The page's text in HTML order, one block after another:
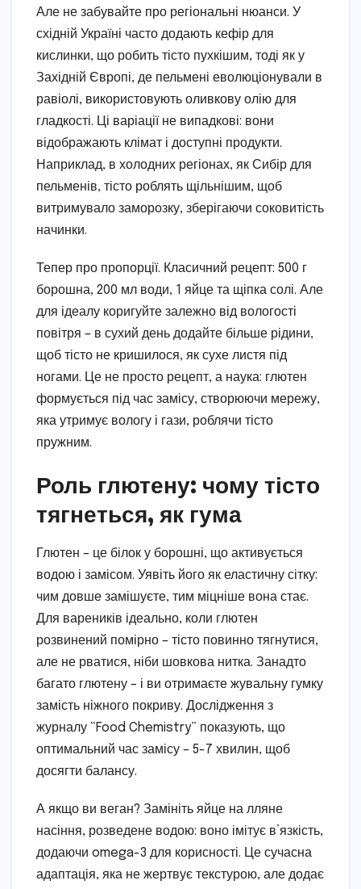
Але не забувайте про регіональні нюанси. У
східній Україні часто додають кефір для
кислинки, що робить тісто пухкішим, тоді як у
Західній Європі, де пельмені еволюціонували в
равіолі, використовують оливкову олію для
гладкості. Ці варіації не випадкові: вони
відображають клімат і доступні продукти.
Наприклад, в холодних регіонах, як Сибір для
пельменів, тісто роблять щільнішим, щоб
витримувало заморозку, зберігаючи соковитість
начинки.
Тепер про пропорції. Класичний рецепт: 500 г
борошна, 200 мл води, 1 яйце та щіпка солі. Але
для ідеалу коригуйте залежно від вологості
повітря – в сухий день додайте більше рідини,
щоб тісто не кришилося, як сухе листя під
ногами. Це не просто рецепт, а наука: глютен
формується під час замісу, створюючи мережу,
яка утримує вологу і гази, роблячи тісто
пружним.
Роль глютену: чому тісто
тягнеться, як гума
Глютен – це білок у борошні, що активується
водою і замісом. Уявіть його як еластичну сітку:
чим довше замішуєте, тим міцніше вона стає.
Для вареників ідеально, коли глютен
розвинений помірно – тісто повинно тягнутися,
але не рватися, ніби шовкова нитка. Занадто
багато глютену – і ви отримаєте жувальну гумку
замість ніжного покриву. Дослідження з
журналу “Food Chemistry” показують, що
оптимальний час замісу – 5-7 хвилин, щоб
досягти балансу.
А якщо ви веган? Замініть яйце на лляне
насіння, розведене водою: воно імітує в’язкість,
додаючи omega-3 для корисності. Це сучасна
адаптація, яка не жертвує текстурою, але додає